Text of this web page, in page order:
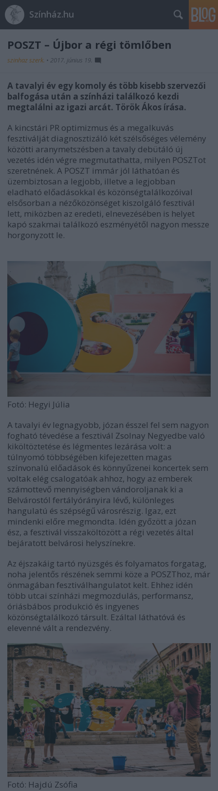
Színház.hu
POSZT – Újbor a régi tömlőben
szinhaz szerk. • 2017. június 19.
A tavalyi év egy komoly és több kisebb szervezői
balfogása után a színházi találkozó kezdi
megtalálni az igazi arcát. Török Ákos írása.
A kincstári PR optimizmus és a megalkuvás
fesztiválját diagnosztizáló két szélsőséges vélemény
közötti aranymetszésben a tavaly debütáló új
vezetés idén végre megmutathatta, milyen POSZTot
szeretnének. A POSZT immár jól láthatóan és
üzembiztosan a legjobb, illetve a legjobban
eladható előadásokkal és közönségtalálkozóival
elsősorban a nézőközönséget kiszolgáló fesztivál
lett, miközben az eredeti, elnevezésében is helyet
kapó szakmai találkozó eszményétől nagyon messze
horgonyzott le.
Fotó: Hegyi Júlia
A tavalyi év legnagyobb, józan ésszel fel sem nagyon
fogható tévedése a fesztivál Zsolnay Negyedbe való
kiköltöztetése és légmentes lezárása volt: a
túlnyomó többségében kifejezetten magas
színvonalú előadások és könnyűzenei koncertek sem
voltak elég csalogatóak ahhoz, hogy az emberek
számottevő mennyiségben vándoroljanak ki a
Belvárostól fertályórányira lévő, különleges
hangulatú és szépségű városrészig. Igaz, ezt
mindenki előre megmondta. Idén győzött a józan
ész, a fesztivál visszaköltözött a régi vezetés által
bejáratott belvárosi helyszínekre.
Az éjszakáig tartó nyüzsgés és folyamatos forgatag,
noha jelentős részének semmi köze a POSZThoz, már
önmagában fesztiválhangulatot kelt. Ehhez idén
több utcai színházi megmozdulás, performansz,
óriásbábos produkció és ingyenes
közönségtalálkozó társult. Ezáltal láthatóvá és
elevenné vált a rendezvény.
Fotó: Hajdú Zsófia